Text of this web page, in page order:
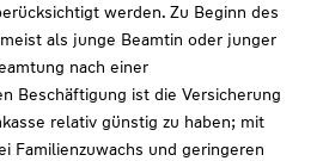
werden. Zu Beginn des
als junge Beamtin oder junger
nach einer
Beschäftigung ist die Versicherung
relativ günstig zu haben; mit
Familienzuwachs und geringeren